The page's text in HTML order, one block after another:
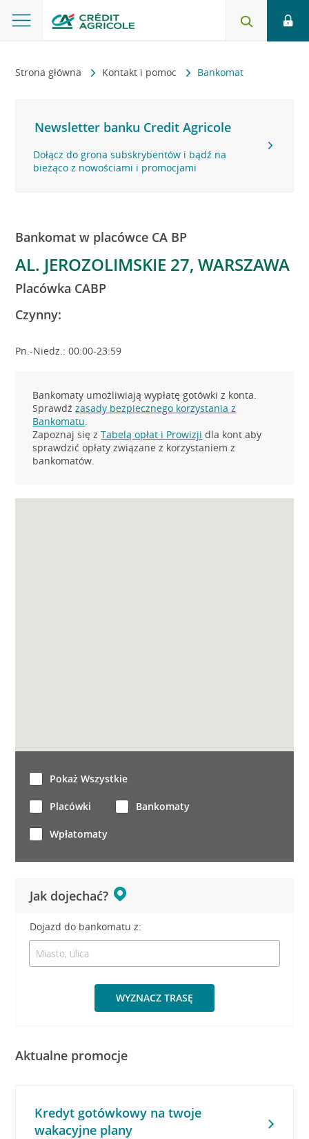
Strona główna Kontakt i pomoc Bankomat
Newsletter banku Credit Agricole
Dołącz do grona subskrybentów i bądź na
bieżąco z nowościami i promocjami
Bankomat w placówce CA BP
AL. JEROZOLIMSKIE 27, WARSZAWA
Placówka CABP
Czynny:
Pn.-Niedz.: 00:00-23:59
Bankomaty umożliwiają wypłatę gotówki z konta.
Sprawdźzasady bezpiecznego korzystania z
Bankomatu.
Zapoznaj się zTabelą opłat i Prowizji dla kont aby
sprawdzić opłaty związane z korzystaniem z
bankomatów.
Jak dojechać?
Dojazd do bankomatu z:
WYZNACZ TRASĘ
Pokaż Wszystkie
Placówki Bankomaty
Wpłatomaty
Aktualne promocje
Kredyt gotówkowy na twoje
wakacyjne plany